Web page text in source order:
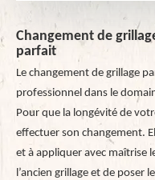
Changement de
parfait
Le changement de grillage
professionnel dans le
Pour que la longévité de
effectuer son changement.
et à appliquer avec maîtrise
l’ancien grillage et de poser